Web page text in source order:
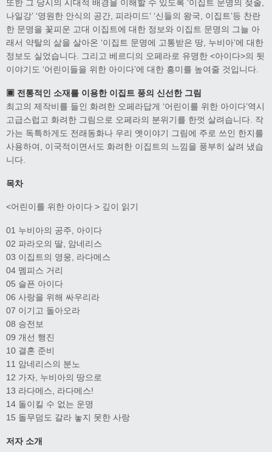
또한 그 당시의 시대적 배경을 이해할 수 있도록 ‘이집트 문명의 젖줄,
나일강’ ‘영원한 안식의 공간, 피라미드’ ‘신들의 왕국, 이집트’등 찬란
한 문명을 꽃피운 고대 이집트에 대한 정보와 이집트 문명의 그늘 아
래서 약탈의 삶을 살아온 ‘이집트 문명에 고통받은 땅, 누비아’에 대한
정보도 실었습니다. 그리고 베르디의 오페라로 유명한 <아이다>의 뒷
이야기도 ‘어린이들을 위한 아이다’에 대한 흥미를 높여줄 것입니다.
▣ 전통적인 소재를 이용한 이집트 풍의 신선한 그림
최고의 제작비를 들인 화려한 오페라답게 ‘어린이를 위한 아이다’역시
고급스럽고 화려한 그림으로 오페라의 분위기를 한껏 살려습니다. 작
가는 독특하게도 전래동화나 우리 옛이야기 그림에 주로 쓰인 한지를
사용하여, 이국적이면서도 화려한 이집트의 느낌을 풍부히 살려 냈습
니다.
목차
<어린이를 위한 아이다 > 깊이 읽기
01 누비아의 공주, 아이다
02 파라오의 딸, 암네리스
03 이집트의 영웅, 라다메스
04 멤피스 거리
05 슬픈 아이다
06 사랑을 위해 싸우리라
07 이기고 돌아오라
08 승전보
09 개선 행진
10 결혼 준비
11 암네리스의 분노
12 가자, 누비아의 땅으로
13 라다메스, 라다메스!
14 돌이킬 수 없는 운명
15 돌무덤도 갈라 놓지 못한 사랑
저자 소개